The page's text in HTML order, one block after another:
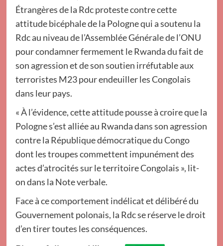
Étrangères de la Rdc proteste contre cette
attitude bicéphale de la Pologne qui a soutenu la
Rdc au niveau de l’Assemblée Générale de l’ONU
pour condamner fermement le Rwanda du fait de
son agression et de son soutien irréfutable aux
terroristes M23 pour endeuiller les Congolais
dans leur pays.
« À l’évidence, cette attitude pousse à croire que la
Pologne s’est alliée au Rwanda dans son agression
contre la République démocratique du Congo
dont les troupes commettent impunément des
actes d’atrocités sur le territoire Congolais », lit-
on dans la Note verbale.
Face à ce comportement indélicat et délibéré du
Gouvernement polonais, la Rdc se réserve le droit
d’en tirer toutes les conséquences.